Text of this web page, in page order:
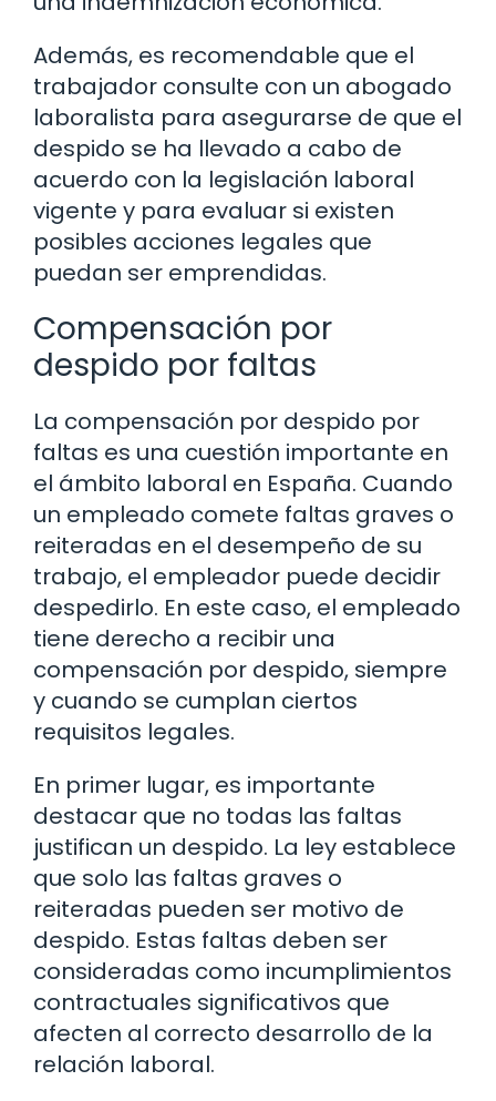
Además, es recomendable que el
trabajador consulte con un abogado
laboralista para asegurarse de que el
despido se ha llevado a cabo de
acuerdo con la legislación laboral
vigente y para evaluar si existen
posibles acciones legales que
puedan ser emprendidas.
Compensación por
despido por faltas
La compensación por despido por
faltas es una cuestión importante en
el ámbito laboral en España. Cuando
un empleado comete faltas graves o
reiteradas en el desempeño de su
trabajo, el empleador puede decidir
despedirlo. En este caso, el empleado
tiene derecho a recibir una
compensación por despido, siempre
y cuando se cumplan ciertos
requisitos legales.
En primer lugar, es importante
destacar que no todas las faltas
justifican un despido. La ley establece
que solo las faltas graves o
reiteradas pueden ser motivo de
despido. Estas faltas deben ser
consideradas como incumplimientos
contractuales significativos que
afecten al correcto desarrollo de la
relación laboral.